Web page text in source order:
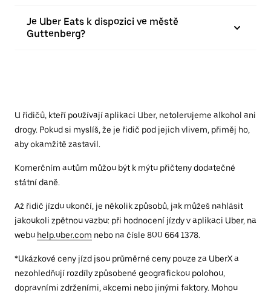
Je Uber Eats k dispozici ve městě
Guttenberg?
U řidičů, kteří používají aplikaci Uber, netolerujeme alkohol ani
drogy. Pokud si myslíš, že je řidič pod jejich vlivem, přiměj ho,
aby okamžitě zastavil.
Komerčním autům můžou být k mýtu přičteny dodatečné
státní daně.
Až řidič jízdu ukončí, je několik způsobů, jak můžeš nahlásit
jakoukoli zpětnou vazbu: při hodnocení jízdy v aplikaci Uber, na
webu help.uber.com nebo na čísle 800 664 1378.
*Ukázkové ceny jízd jsou průměrné ceny pouze za UberX a
nezohledňují rozdíly způsobené geografickou polohou,
dopravními zdrženími, akcemi nebo jinými faktory. Mohou